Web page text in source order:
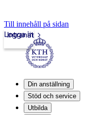
Till innehåll på sidan
Intranät
Logga in
Din anställning
Stöd och service
Utbilda